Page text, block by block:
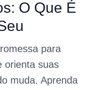
O Que É
para
orienta suas
muda. Aprenda